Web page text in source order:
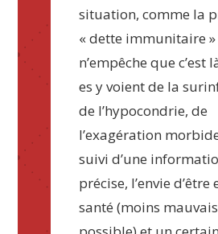
situation, comme la
« dette immunitaire »
n’empêche que c’est
es y voient de la
de l’hypocondrie, de
l’exagération
suivi d’une
précise, l’envie d’être
santé (moins